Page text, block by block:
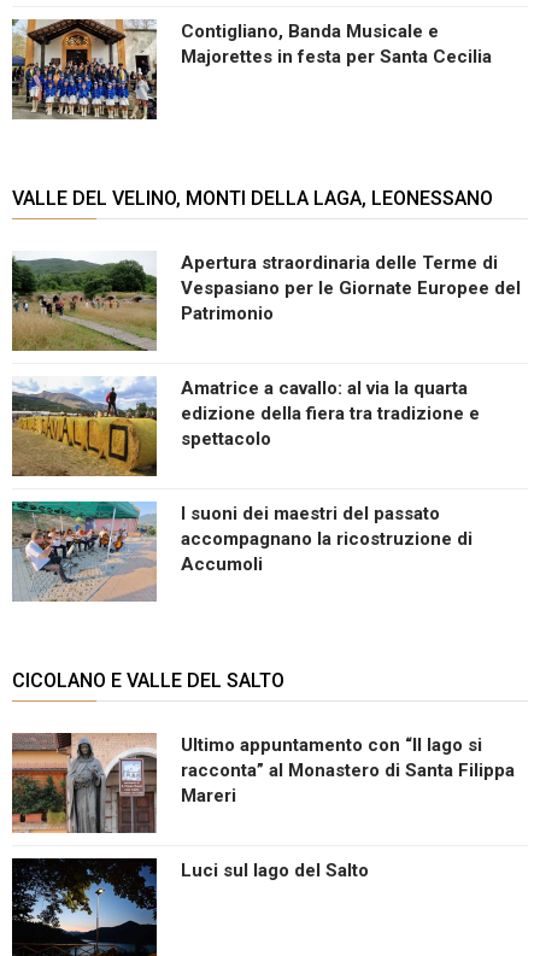
Contigliano, Banda Musicale e
Majorettes in festa per Santa Cecilia
VALLE DEL VELINO, MONTI DELLA LAGA, LEONESSANO
Apertura straordinaria delle Terme di
Vespasiano per le Giornate Europee del
Patrimonio
Amatrice a cavallo: al via la quarta
edizione della fiera tra tradizione e
spettacolo
I suoni dei maestri del passato
accompagnano la ricostruzione di
Accumoli
CICOLANO E VALLE DEL SALTO
Ultimo appuntamento con “Il lago si
racconta” al Monastero di Santa Filippa
Mareri
Luci sul lago del Salto